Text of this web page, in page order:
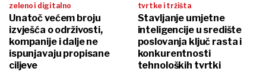
zeleno i digitalno
Unatoč većem broju
izvješća o održivosti,
kompanije i dalje ne
ispunjavaju propisane
ciljeve
tvrtke i tržišta
Stavljanje umjetne
inteligencije u središte
poslovanja ključ rasta i
konkurentnosti
tehnoloških tvrtki